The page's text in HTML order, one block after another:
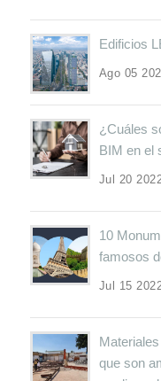
Edificios
Ago 05
¿Cuáles
BIM en el
Jul 20
10
famosos
Jul 15
que son